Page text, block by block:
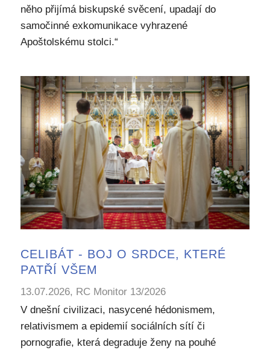
něho přijímá biskupské svěcení, upadají do
samočinné exkomunikace vyhrazené
Apoštolskému stolci.“
CELIBÁT - BOJ O SRDCE, KTERÉ
PATŘÍ VŠEM
13.07.2026, RC Monitor 13/2026
V dnešní civilizaci, nasycené hédonismem,
relativismem a epidemií sociálních sítí či
pornografie, která degraduje ženy na pouhé